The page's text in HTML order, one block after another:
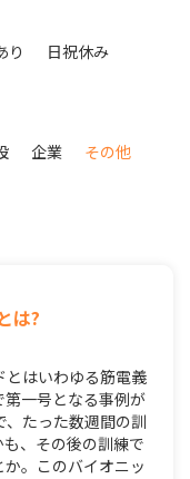
り
日祝休み
企業 その他
は?
とはいわゆる筋電義
一号となる事例が
たった数週間の訓
、その後の訓練で
。このバイオニッ